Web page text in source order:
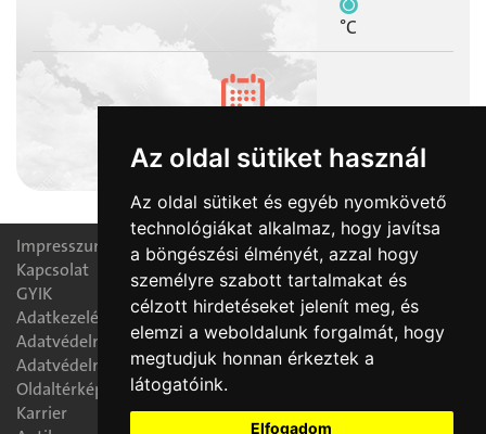
Az oldal sütiket használ
Az oldal sütiket és egyéb nyomkövető
technológiákat alkalmaz, hogy javítsa
a böngészési élményét, azzal hogy
személyre szabott tartalmakat és
célzott hirdetéseket jelenít meg, és
elemzi a weboldalunk forgalmát, hogy
megtudjuk honnan érkeztek a
látogatóink.
Elfogadom
°C
Emőd napja
Impresszum
Kapcsolat
GYIK
Adatkezelési nyilatkozat
Adatvédelmi tájékoztató
Adatvédelmi tisztségviselő
Oldaltérkép
Karrier